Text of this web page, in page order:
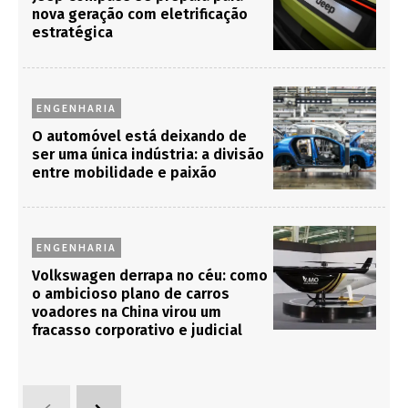
nova geração com eletrificação
estratégica
ENGENHARIA
O automóvel está deixando de
ser uma única indústria: a divisão
entre mobilidade e paixão
ENGENHARIA
Volkswagen derrapa no céu: como
o ambicioso plano de carros
voadores na China virou um
fracasso corporativo e judicial